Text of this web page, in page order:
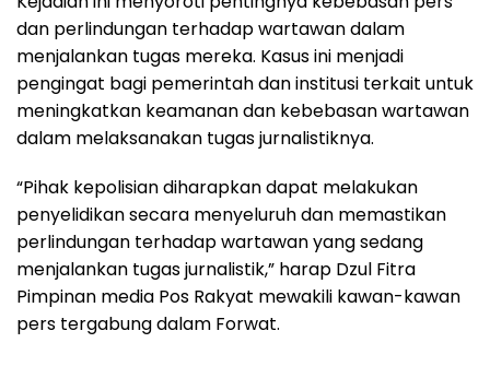
dan perlindungan terhadap wartawan dalam
menjalankan tugas mereka. Kasus ini menjadi
pengingat bagi pemerintah dan institusi terkait untuk
meningkatkan keamanan dan kebebasan wartawan
dalam melaksanakan tugas jurnalistiknya.
“Pihak kepolisian diharapkan dapat melakukan
penyelidikan secara menyeluruh dan memastikan
perlindungan terhadap wartawan yang sedang
menjalankan tugas jurnalistik,” harap Dzul Fitra
Pimpinan media Pos Rakyat mewakili kawan-kawan
pers tergabung dalam Forwat.